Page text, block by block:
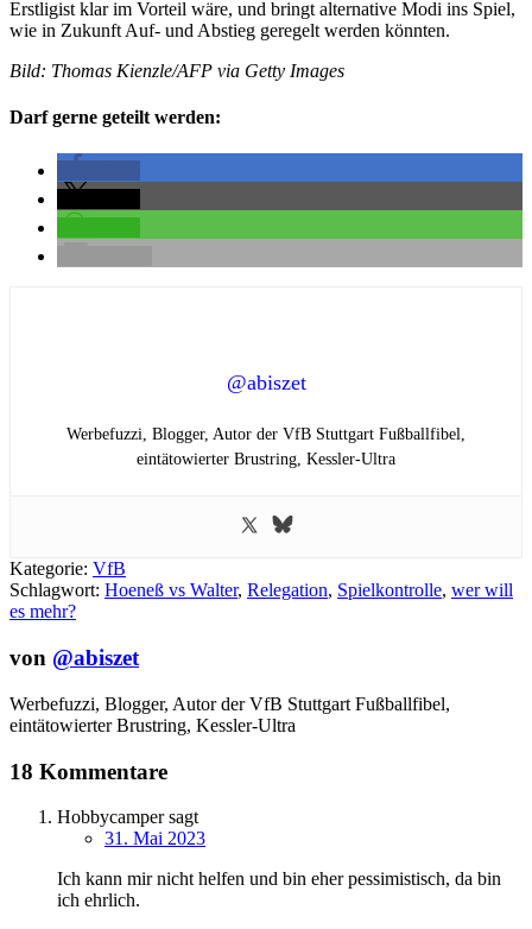
Erstligist klar im Vorteil wäre, und bringt alternative Modi ins Spiel,
wie in Zukunft Auf- und Abstieg geregelt werden könnten.
Bild: Thomas Kienzle/AFP via Getty Images
Darf gerne geteilt werden:
@abiszet
Werbefuzzi, Blogger, Autor der VfB Stuttgart Fußballfibel,
eintätowierter Brustring, Kessler-Ultra
Kategorie: VfB
Schlagwort: Hoeneß vs Walter, Relegation, Spielkontrolle, wer will
es mehr?
von @abiszet
Werbefuzzi, Blogger, Autor der VfB Stuttgart Fußballfibel,
eintätowierter Brustring, Kessler-Ultra
18 Kommentare
Hobbycampersagt
31. Mai 2023
Ich kann mir nicht helfen und bin eher pessimistisch, da bin
ich ehrlich.